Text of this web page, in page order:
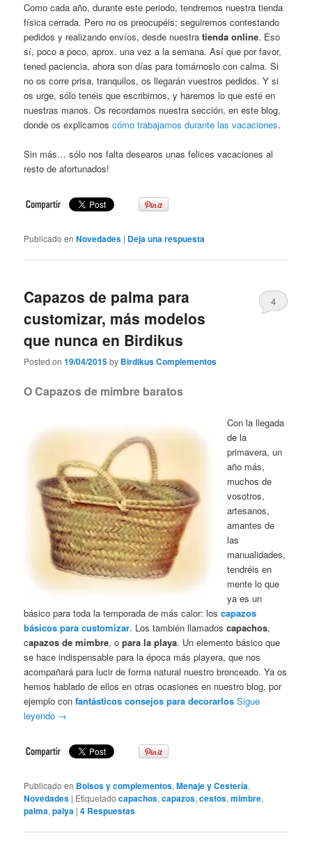
Como cada año, durante este periodo, tendremos nuestra tienda
física cerrada. Pero no os preocupéis; seguiremos contestando
pedidos y realizando envíos, desde nuestratienda online. Eso
sí, poco a poco, aprox. una vez a la semana. Así que por favor,
tened paciencia, ahora son días para tomárnoslo con calma. Si
no os corre prisa, tranquilos, os llegarán vuestros pedidos. Y si
os urge, sólo tenéis que escribirnos, y haremos lo que esté en
nuestras manos. Os recordamos nuestra sección, en este blog,
donde os explicamoscómo trabajamos durante las vacaciones.
Sin más… sólo nos falta desearos unas felices vacaciones al
resto de afortunados!
Publicado en Novedades | Deja una respuesta
Capazos de palma para
customizar, más modelos
que nunca en Birdikus
Posted on19/04/2015by Birdikus Complementos
4
O Capazos de mimbre baratos
Con la llegada
de la
primavera, un
año más,
muchos de
vosotros,
artesanos,
amantes de
las
manualidades,
tendréis en
mente lo que
ya es un
básico para toda la temporada de más calor: loscapazos
básicos para customizar. Los también llamadoscapachos,
capazos de mimbre, opara la playa. Un elemento básico que
se hace indispensable para la época más playera, que nos
acompañará para lucir de forma natural nuestro bronceado. Ya os
hemos hablado de ellos en otras ocasiones en nuestro blog, por
ejemplo confantásticos consejos para decorarlos Sigue
leyendo →
Publicado en Bolsos y complementos,Menaje y Cestería,
Novedades | Etiquetado capachos,capazos,cestos,mimbre,
palma,palya |4 Respuestas